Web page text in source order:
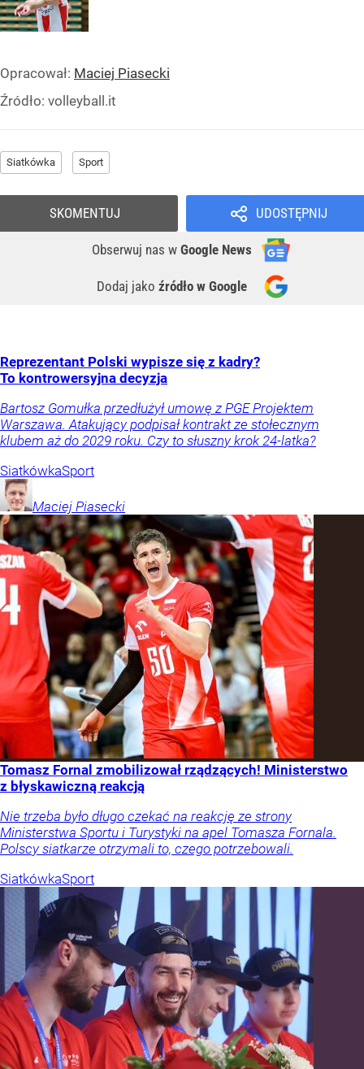
Opracował: Maciej Piasecki
Źródło: volleyball.it
Siatkówka Sport
UDOSTĘPNIJ
Obserwuj nas w Google News
Dodaj jako źródło w Google
SKOMENTUJ
Reprezentant Polski wypisze się z kadry?
To kontrowersyjna decyzja
Bartosz Gomułka przedłużył umowę z PGE Projektem
Warszawa. Atakujący podpisał kontrakt ze stołecznym
klubem aż do 2029 roku. Czy to słuszny krok 24-latka?
SiatkówkaSport
Maciej Piasecki
Tomasz Fornal zmobilizował rządzących! Ministerstwo
z błyskawiczną reakcją
Nie trzeba było długo czekać na reakcję ze strony
Ministerstwa Sportu i Turystyki na apel Tomasza Fornala.
Polscy siatkarze otrzymali to, czego potrzebowali.
SiatkówkaSport